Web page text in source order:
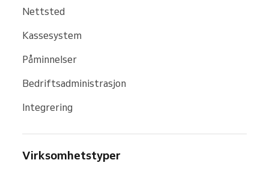
Nettsted
Kassesystem
Påminnelser
Bedriftsadministrasjon
Integrering
Virksomhetstyper